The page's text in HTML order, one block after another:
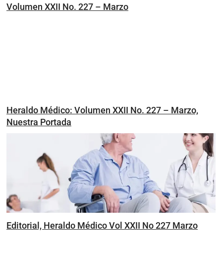
Volumen XXII No. 227 – Marzo
Heraldo Médico: Volumen XXII No. 227 – Marzo,
Nuestra Portada
Editorial, Heraldo Médico Vol XXII No 227 Marzo